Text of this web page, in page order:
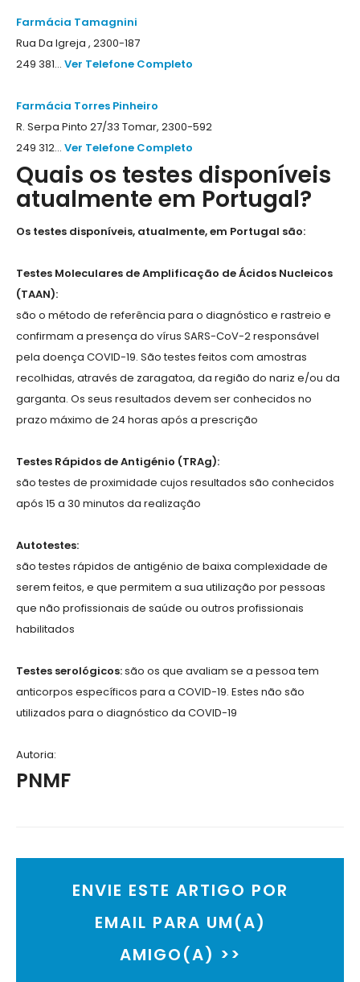
Farmácia Tamagnini
Rua Da Igreja , 2300-187
249 381... Ver Telefone Completo
Farmácia Torres Pinheiro
R. Serpa Pinto 27/33 Tomar, 2300-592
249 312... Ver Telefone Completo
Quais os testes disponíveis
atualmente em Portugal?
Os testes disponíveis, atualmente, em Portugal são:
Testes Moleculares de Amplificação de Ácidos Nucleicos
(TAAN):
são o método de referência para o diagnóstico e rastreio e
confirmam a presença do vírus SARS-CoV-2 responsável
pela doença COVID-19. São testes feitos com amostras
recolhidas, através de zaragatoa, da região do nariz e/ou da
garganta. Os seus resultados devem ser conhecidos no
prazo máximo de 24 horas após a prescrição
Testes Rápidos de Antigénio (TRAg):
são testes de proximidade cujos resultados são conhecidos
após 15 a 30 minutos da realização
Autotestes:
são testes rápidos de antigénio de baixa complexidade de
serem feitos, e que permitem a sua utilização por pessoas
que não profissionais de saúde ou outros profissionais
habilitados
Testes serológicos:são os que avaliam se a pessoa tem
anticorpos específicos para a COVID-19. Estes não são
utilizados para o diagnóstico da COVID-19
Autoria:
PNMF
ENVIE ESTE ARTIGO POR
EMAIL PARA UM(A)
AMIGO(A) >>